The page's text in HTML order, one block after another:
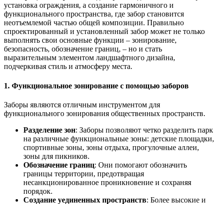
установка ограждения, а создание гармоничного и
функционального пространства, где забор становится
неотъемлемой частью общей композиции. Правильно
спроектированный и установленный забор может не только
выполнять свои основные функции – зонирование,
безопасность, обозначение границ, – но и стать
выразительным элементом ландшафтного дизайна,
подчеркивая стиль и атмосферу места.
1. Функциональное зонирование с помощью заборов
Заборы являются отличным инструментом для
функционального зонирования общественных пространств.
Разделение зон: Заборы позволяют четко разделить парк
на различные функциональные зоны: детские площадки,
спортивные зоны, зоны отдыха, прогулочные аллеи,
зоны для пикников.
Обозначение границ: Они помогают обозначить
границы территории, предотвращая
несанкционированное проникновение и сохраняя
порядок.
Создание уединенных пространств: Более высокие и